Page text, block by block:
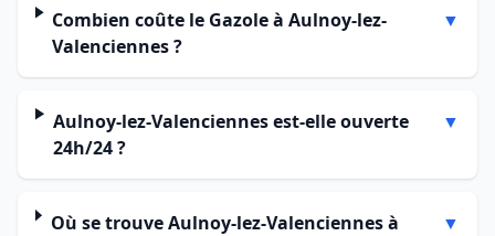
Combien coûte le Gazole à Aulnoy-lez-
Valenciennes ?
▼
Aulnoy-lez-Valenciennes est-elle ouverte
24h/24 ?
▼
Où se trouve Aulnoy-lez-Valenciennes à
▼